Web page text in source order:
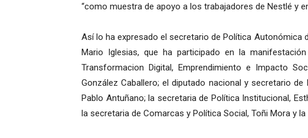
“como muestra de apoyo a los trabajadores de Nestlé y
Así lo ha expresado el secretario de Política Autonómica
Mario Iglesias, que ha participado en la
Transformacion Digital, Emprendimiento e Impacto
González Caballero; el diputado nacional y secretario
Pablo Antuñano; la secretaria de Política Institucional,
la secretaria de Comarcas y Política Social, Toñi Mora y